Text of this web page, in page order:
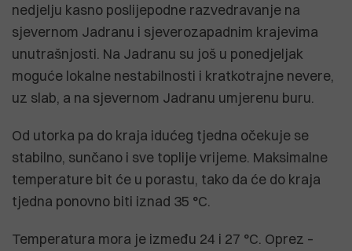
nedjelju kasno poslijepodne razvedravanje na
sjevernom Jadranu i sjeverozapadnim krajevima
unutrašnjosti. Na Jadranu su još u ponedjeljak
moguće lokalne nestabilnosti i kratkotrajne nevere,
uz slab, a na sjevernom Jadranu umjerenu buru.
Od utorka pa do kraja idućeg tjedna očekuje se
stabilno, sunčano i sve toplije vrijeme. Maksimalne
temperature bit će u porastu, tako da će do kraja
tjedna ponovno biti iznad 35 °C.
Temperatura mora je između 24 i 27 °C. Oprez –